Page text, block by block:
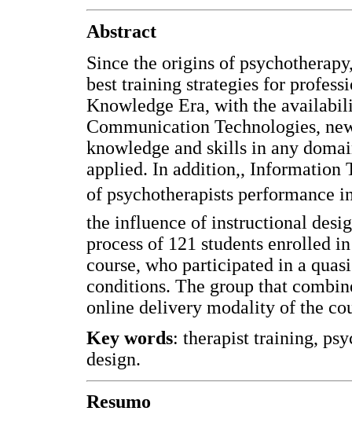
Abstract
Since the origins of
best training strategies for
Knowledge Era, with the
Communication Technologies,
knowledge and skills in any
applied. In addition,, Information
of psychotherapists performance
the influence of instructional
process of 121 students enrolled
course, who participated in a
conditions. The group that
online delivery modality of the
Key words: therapist training,
design.
Resumo